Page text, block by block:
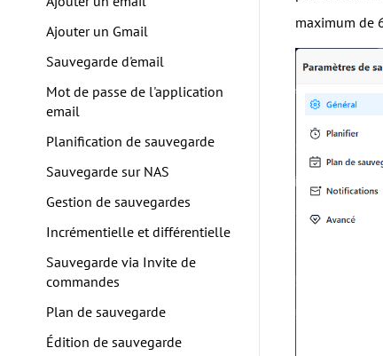
Ajouter un Gmail
Sauvegarde d'email
Mot de passe de l'application
email
Planification de sauvegarde
Sauvegarde sur NAS
Gestion de sauvegardes
Incrémentielle et différentielle
Sauvegarde via Invite de
commandes
Plan de sauvegarde
Édition de sauvegarde
maximum de